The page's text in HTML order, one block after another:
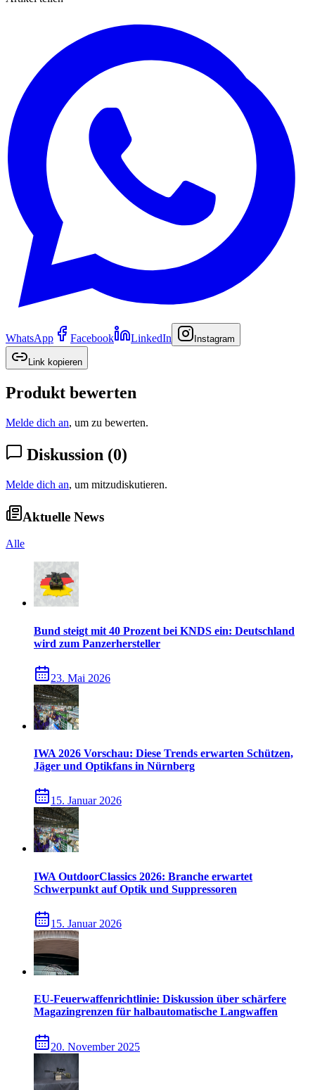
WhatsApp Facebook LinkedIn Instagram
Link kopieren
Produkt bewerten
Melde dich an, um zu bewerten.
Diskussion (0)
Melde dich an, um mitzudiskutieren.
Aktuelle News
Alle
Bund steigt mit 40 Prozent bei KNDS ein: Deutschland
wird zum Panzerhersteller
23. Mai 2026
IWA 2026 Vorschau: Diese Trends erwarten Schützen,
Jäger und Optikfans in Nürnberg
15. Januar 2026
IWA OutdoorClassics 2026: Branche erwartet
Schwerpunkt auf Optik und Suppressoren
15. Januar 2026
EU-Feuerwaffenrichtlinie: Diskussion über schärfere
Magazingrenzen für halbautomatische Langwaffen
20. November 2025